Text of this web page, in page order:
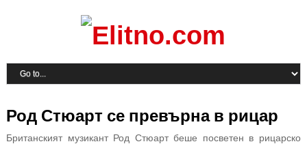
Род Стюарт се превърна в рицар
Британският музикант Род Стюарт беше посветен в рицарско